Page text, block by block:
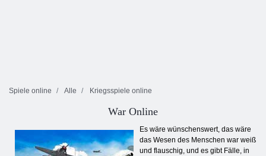
Spiele online Alle Kriegsspiele online
War Online
Es wäre wünschenswert, das wäre
das Wesen des Menschen war weiß
und flauschig, und es gibt Fälle, in